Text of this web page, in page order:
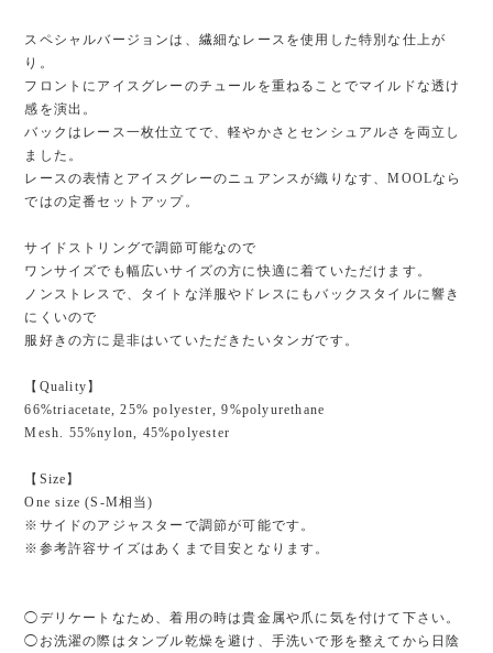
スペシャルバージョンは、繊細なレースを使用した特別な仕上が
り。
フロントにアイスグレーのチュールを重ねることでマイルドな透け
感を演出。
バックはレース一枚仕立てで、軽やかさとセンシュアルさを両立し
ました。
レースの表情とアイスグレーのニュアンスが織りなす、MOOLなら
ではの定番セットアップ。
サイドストリングで調節可能なので
ワンサイズでも幅広いサイズの方に快適に着ていただけます。
ノンストレスで、タイトな洋服やドレスにもバックスタイルに響き
にくいので
服好きの方に是非はいていただきたいタンガです。
【Quality】
66%triacetate, 25% polyester, 9%polyurethane
Mesh. 55%nylon, 45%polyester
【Size】
One size (S-M相当)
※サイドのアジャスターで調節が可能です。
※参考許容サイズはあくまで目安となります。
◯デリケートなため、着用の時は貴金属や爪に気を付けて下さい。
◯お洗濯の際はタンブル乾燥を避け、手洗いで形を整えてから日陰